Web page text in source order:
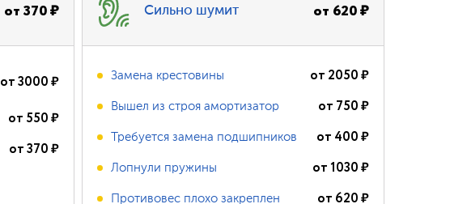
от370₽
от3000₽
от 550₽
от370₽
Сильно шумит от 620₽
Замена крестовины от 2050₽
Вышел из строя амортизатор от 750₽
Требуется замена подшипников от 400₽
Лопнули пружины от1030₽
Противовес плохо закреплен от 620₽